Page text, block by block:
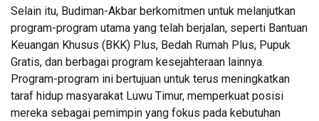
Selain itu, Budiman-Akbar berkomitmen untuk melanjutkan
program-program utama yang telah berjalan, seperti Bantuan
Keuangan Khusus (BKK) Plus, Bedah Rumah Plus, Pupuk
Gratis, dan berbagai program kesejahteraan lainnya.
Program-program ini bertujuan untuk terus meningkatkan
taraf hidup masyarakat Luwu Timur, memperkuat posisi
mereka sebagai pemimpin yang fokus pada kebutuhan